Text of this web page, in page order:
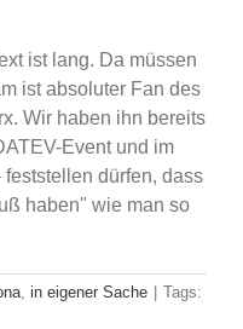
ist lang. Da müssen
ist absoluter Fan des
Wir haben ihn bereits
Event und im
dürfen, dass
haben" wie man so
in eigener Sache
Tags: